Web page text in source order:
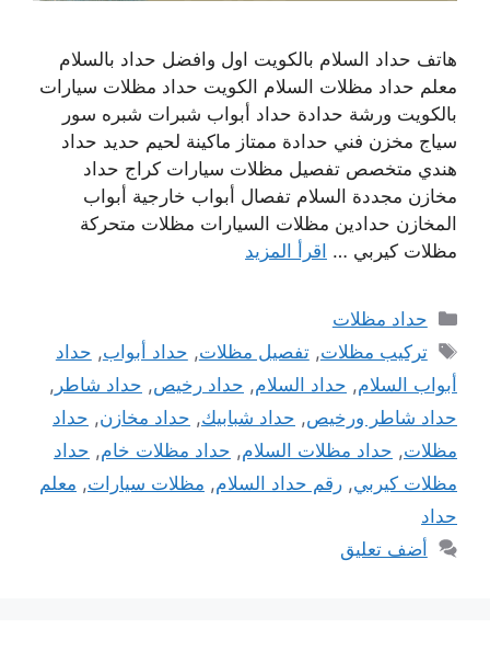
هاتف حداد السلام بالكويت اول وافضل حداد بالسلام
معلم حداد مظلات السلام الكويت حداد مظلات سيارات
بالكويت ورشة حدادة حداد أبواب شبرات شبره سور
سياج مخزن فني حدادة ممتاز ماكينة لحيم حديد حداد
هندي متخصص تفصيل مظلات سيارات كراج حداد
مخازن مجددة السلام تفصال أبواب خارجية أبواب
المخازن حدادين مظلات السيارات مظلات متحركة
مظلات كيربي … اقرأ المزيد
التصنيفات
حداد مظلات
الوسوم
تركيب مظلات,تفصيل مظلات, حداد أبواب, حداد
أبواب السلام, حداد السلام, حداد رخيص, حداد شاطر ,
حداد شاطر ورخيص, حداد شبابيك, حداد مخازن, حداد
مظلات, حداد مظلات السلام, حداد مظلات خام, حداد
مظلات كيربي, رقم حداد السلام, مظلات سيارات, معلم
حداد
أضف تعليق